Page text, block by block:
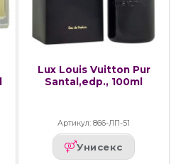
Lux Louis Vuitton Pur
Santal,edp., 100ml
Артикул: 866-ЛП-51
Унисекс